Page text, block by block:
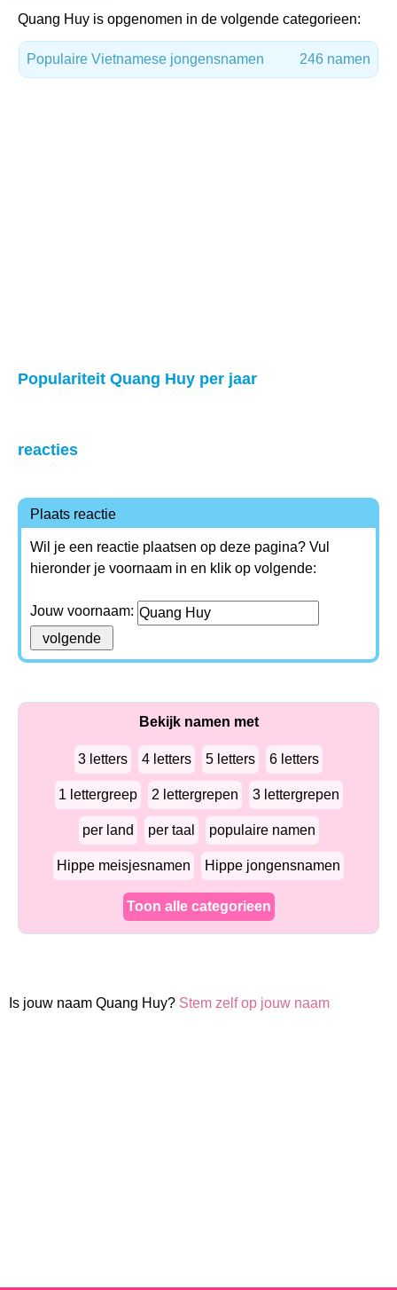
Quang Huy is opgenomen in de volgende categorieen:
Populaire Vietnamese jongensnamen 246 namen
Populariteit Quang Huy per jaar
reacties
Plaats reactie
Wil je een reactie plaatsen op deze pagina? Vul
hieronder je voornaam in en klik op volgende:
Jouw voornaam:
Bekijk namen met
3 letters 4 letters 5 letters 6 letters
1 lettergreep 2 lettergrepen 3 lettergrepen
per land per taal populaire namen
Hippe meisjesnamen Hippe jongensnamen
Toon alle categorieen
Is jouw naam Quang Huy? Stem zelf op jouw naam